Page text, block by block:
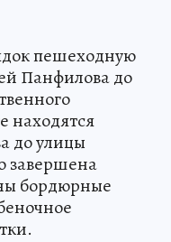
пешеходную
Панфилова до
находятся
до улицы
завершена
бордюрные